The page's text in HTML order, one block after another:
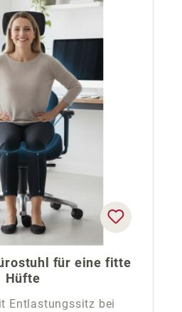
für eine fitte
Hüfte
Entlastungssitz bei